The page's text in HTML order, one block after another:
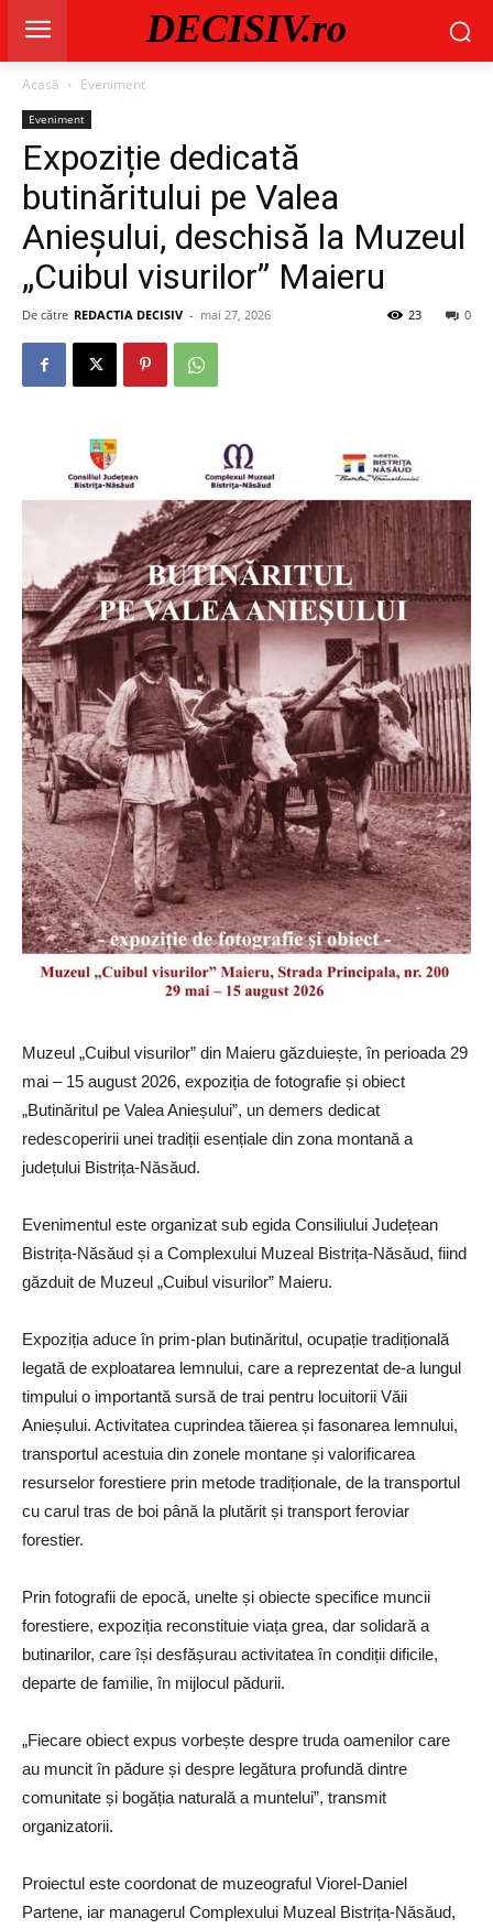
DECISIV.ro
Acasă Eveniment
Eveniment
Expoziție dedicată
butinăritului pe Valea
Anieșului, deschisă la Muzeul
„Cuibul visurilor” Maieru
De către REDACTIA DECISIV - mai 27, 2026 0
23
Muzeul „Cuibul visurilor” din Maieru găzduiește, în perioada 29
mai – 15 august 2026, expoziția de fotografie și obiect
„Butinăritul pe Valea Anieșului”, un demers dedicat
redescoperirii unei tradiții esențiale din zona montană a
județului Bistrița-Năsăud.
Evenimentul este organizat sub egida Consiliului Județean
Bistrița-Năsăud și a Complexului Muzeal Bistrița-Năsăud, fiind
găzduit de Muzeul „Cuibul visurilor” Maieru.
Expoziția aduce în prim-plan butinăritul, ocupație tradițională
legată de exploatarea lemnului, care a reprezentat de-a lungul
timpului o importantă sursă de trai pentru locuitorii Văii
Anieșului. Activitatea cuprindea tăierea și fasonarea lemnului,
transportul acestuia din zonele montane și valorificarea
resurselor forestiere prin metode tradiționale, de la transportul
cu carul tras de boi până la plutărit și transport feroviar
forestier.
Prin fotografii de epocă, unelte și obiecte specifice muncii
forestiere, expoziția reconstituie viața grea, dar solidară a
butinarilor, care își desfășurau activitatea în condiții dificile,
departe de familie, în mijlocul pădurii.
„Fiecare obiect expus vorbește despre truda oamenilor care
au muncit în pădure și despre legătura profundă dintre
comunitate și bogăția naturală a muntelui”, transmit
organizatorii.
Proiectul este coordonat de muzeograful Viorel-Daniel
Partene, iar managerul Complexului Muzeal Bistrița-Năsăud,